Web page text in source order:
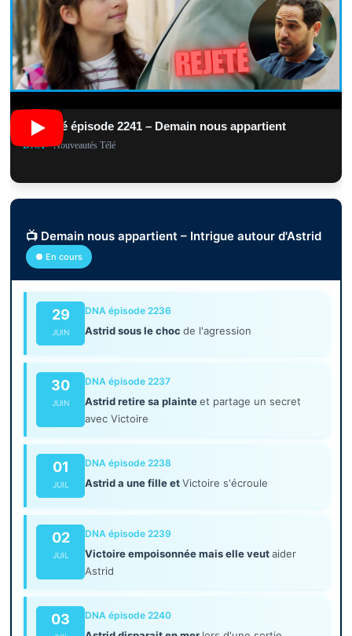
Résumé épisode 2241 – Demain nous appartient
DNA• Nouveautés Télé
📺 Demain nous appartient – Intrigue autour d'Astrid
● En cours
29
JUIN
DNA épisode 2236
Astrid sous le chocde l'agression
30
JUIN
DNA épisode 2237
Astrid retire sa plainteet partage un secret
avec Victoire
01
JUIL
DNA épisode 2238
Astrid a une fille etVictoire s'écroule
02
JUIL
DNA épisode 2239
Victoire empoisonnée mais elle veutaider
Astrid
03 DNA épisode 2240